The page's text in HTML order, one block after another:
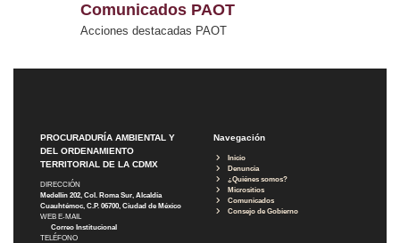
Comunicados PAOT
Acciones destacadas PAOT
PROCURADURÍA AMBIENTAL Y
DEL ORDENAMIENTO
TERRITORIAL DE LA CDMX
DIRECCIÓN
Medellín 202, Col. Roma Sur, Alcaldía
Cuauhtémoc, C.P. 06700, Ciudad de México
WEB E-MAIL
Correo Institucional
TELÉFONO
Navegación
Inicio
Denuncia
¿Quiénes somos?
Micrositios
Comunicados
Consejo de Gobierno